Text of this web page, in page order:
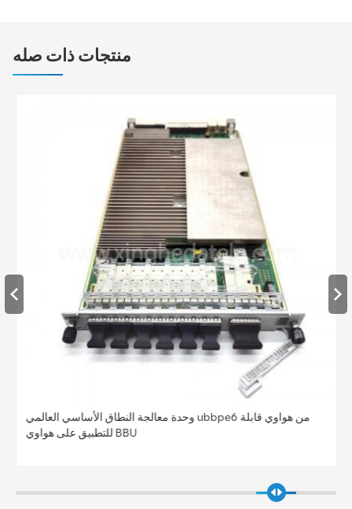
منتجات ذات صله
وحدة معالجة النطاق الأساسي العالمي ubbpe6 من هواوي قابلة
للتطبيق على هواوي BBU